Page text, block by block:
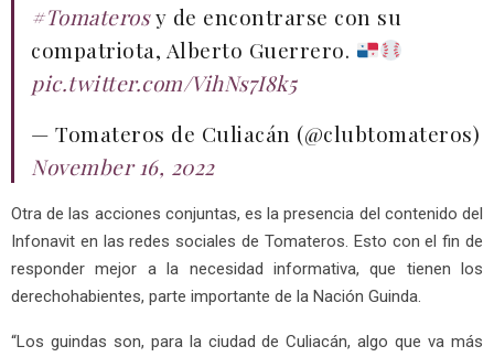
#Tomaterosy de encontrarse con su
compatriota, Alberto Guerrero.
pic.twitter.com/VihNs7I8k5
— Tomateros de Culiacán (@clubtomateros)
November 16, 2022
Otra de las acciones conjuntas, es la presencia del contenido del
Infonavit en las redes sociales de Tomateros. Esto con el fin de
responder mejor a la necesidad informativa, que tienen los
derechohabientes, parte importante de la Nación Guinda.
“Los guindas son, para la ciudad de Culiacán, algo que va más